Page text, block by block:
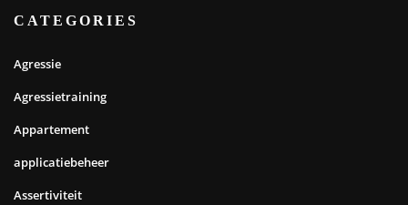
CATEGORIES
Agressie
Agressietraining
Appartement
applicatiebeheer
Assertiviteit